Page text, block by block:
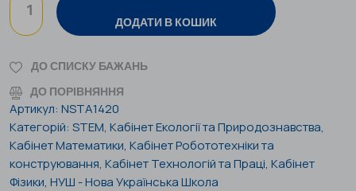
ДОДАТИ В КОШИК
ДО СПИСКУ БАЖАНЬ
ДО ПОРІВНЯННЯ
Артикул: NSTA1420
Категорій: STEM, Кабінет Екології та Природознавства,
Кабінет Математики, Кабінет Робототехніки та
конструювання, Кабінет Технологій та Праці, Кабінет
Фізики, НУШ - Нова Українська Школа